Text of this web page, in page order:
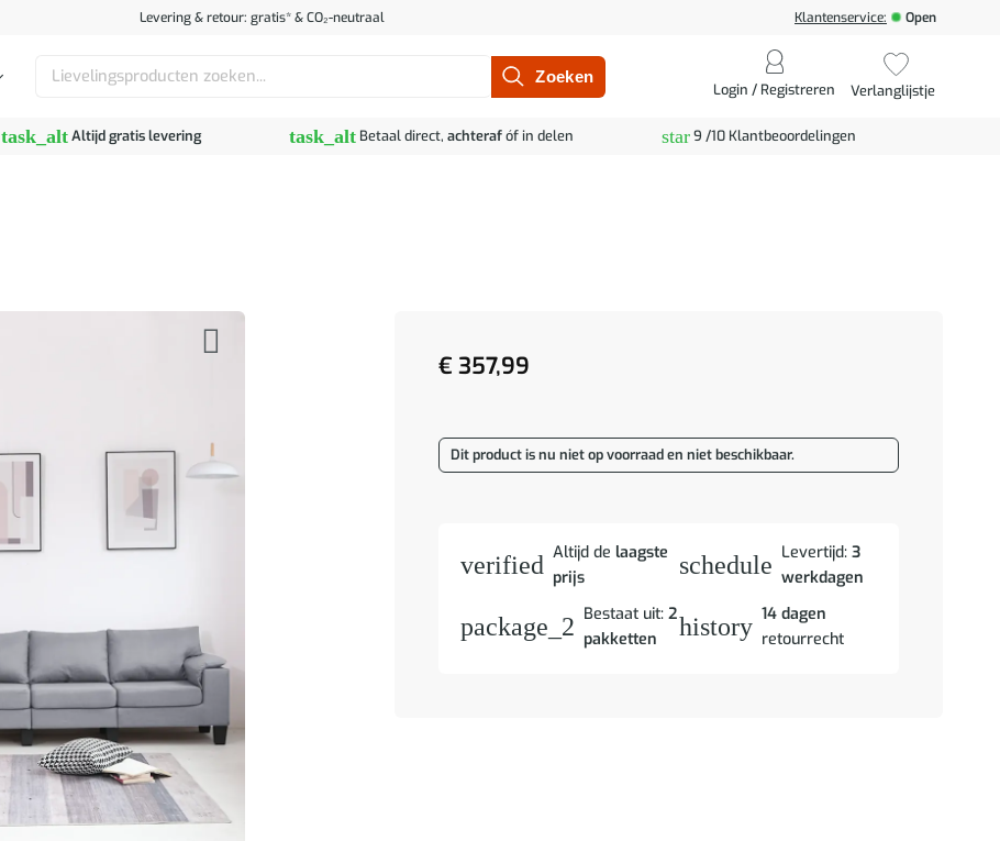
Levering & retour: gratis* & CO₂-neutraal Klantenservice: Open
Zoeken
Login / Registreren Verlanglijstje
task_altAltijd gratis levering task_alt Betaal direct, achterafóf in delen star9 /10 Klantbeoordelingen
€ 357,99
Dit product is nu niet op voorraad en niet beschikbaar.
verified Altijd de laagste
prijs
schedule Levertijd:3
werkdagen
package_2 Bestaat uit: 2
pakketten
history 14 dagen
retourrecht